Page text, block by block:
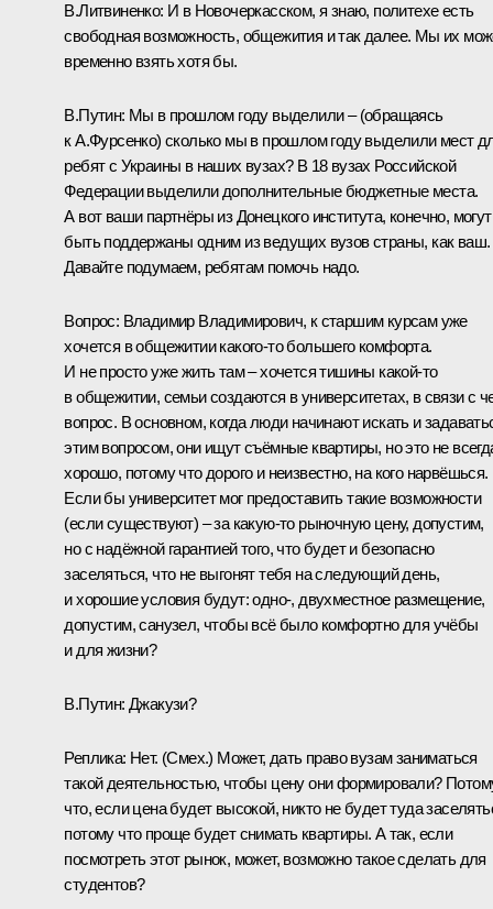
В.Литвиненко: И в Новочеркасском, я знаю, политехе есть
свободная возможность, общежития и так далее. Мы их
временно взять хотя бы.
В.Путин: Мы в прошлом году выделили –(обращаясь
к А.Фурсенко) сколько мы в прошлом году выделили мест
ребят с Украины в наших вузах? В 18 вузах Российской
Федерации выделили дополнительные бюджетные места.
А вот ваши партнёры из Донецкого института, конечно, могут
быть поддержаны одним из ведущих вузов страны, как ваш.
Давайте подумаем, ребятам помочь надо.
Вопрос: Владимир Владимирович, к старшим курсам уже
хочется в общежитии какого‑то большего комфорта.
И не просто уже жить там – хочется тишины какой‑то
в общежитии, семьи создаются в университетах, в связи с
вопрос. В основном, когда люди начинают искать и
этим вопросом, они ищут съёмные квартиры, но это не
хорошо, потому что дорого и неизвестно, на кого нарвёшься.
Если бы университет мог предоставить такие возможности
(если существуют) – за какую‑то рыночную цену, допустим,
но с надёжной гарантией того, что будет и безопасно
заселяться, что не выгонят тебя на следующий день,
и хорошие условия будут: одно-, двухместное размещение,
допустим, санузел, чтобы всё было комфортно для учёбы
и для жизни?
В.Путин: Джакузи?
Реплика: Нет. (Смех.) Может, дать право вузам заниматься
такой деятельностью, чтобы цену они формировали?
что, если цена будет высокой, никто не будет туда
потому что проще будет снимать квартиры. А так, если
посмотреть этот рынок, может, возможно такое сделать для
студентов?